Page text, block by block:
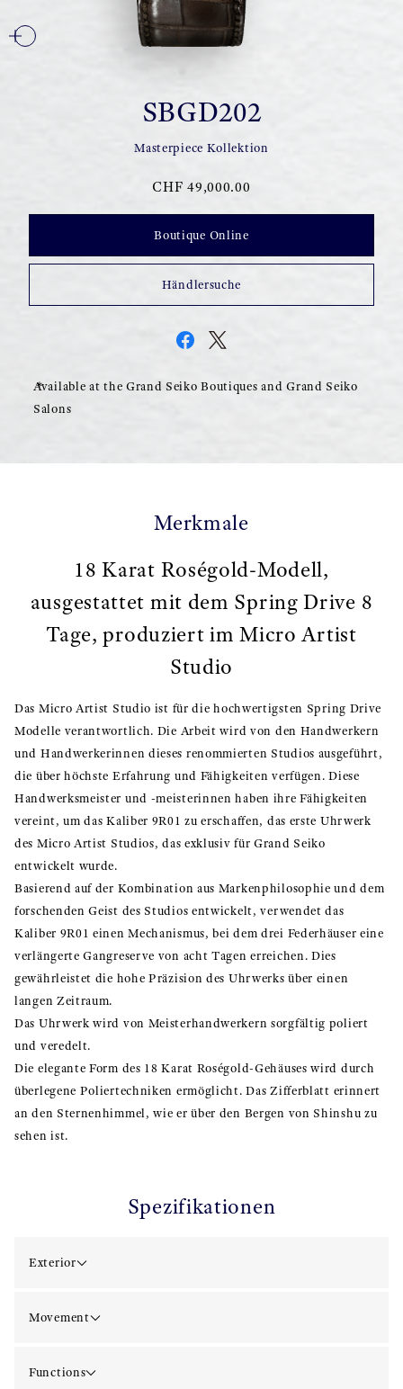
SBGD202
Masterpiece Kollektion
CHF 49,000.00
Boutique Online
Händlersuche
Available at the Grand Seiko Boutiques and Grand Seiko
Salons
Merkmale
18 Karat Roségold-Modell,
ausgestattet mit dem Spring Drive 8
Tage, produziert im Micro Artist
Studio
Das Micro Artist Studio ist für die hochwertigsten Spring Drive
Modelle verantwortlich. Die Arbeit wird von den Handwerkern
und Handwerkerinnen dieses renommierten Studios ausgeführt,
die über höchste Erfahrung und Fähigkeiten verfügen. Diese
Handwerksmeister und -meisterinnen haben ihre Fähigkeiten
vereint, um das Kaliber 9R01 zu erschaffen, das erste Uhrwerk
des Micro Artist Studios, das exklusiv für Grand Seiko
entwickelt wurde.
Basierend auf der Kombination aus Markenphilosophie und dem
forschenden Geist des Studios entwickelt, verwendet das
Kaliber 9R01 einen Mechanismus, bei dem drei Federhäuser eine
verlängerte Gangreserve von acht Tagen erreichen. Dies
gewährleistet die hohe Präzision des Uhrwerks über einen
langen Zeitraum.
Das Uhrwerk wird von Meisterhandwerkern sorgfältig poliert
und veredelt.
Die elegante Form des 18 Karat Roségold-Gehäuses wird durch
überlegene Poliertechniken ermöglicht. Das Zifferblatt erinnert
an den Sternenhimmel, wie er über den Bergen von Shinshu zu
sehen ist.
Spezifikationen
Exterior
Movement
Functions